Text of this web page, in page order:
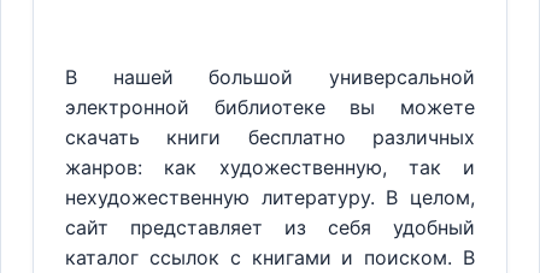
В нашей большой универсальной
электронной библиотеке вы можете
скачать книги бесплатно различных
жанров: как художественную, так и
нехудожественную литературу. В целом,
сайт представляет из себя удобный
каталог ссылок с книгами и поиском. В